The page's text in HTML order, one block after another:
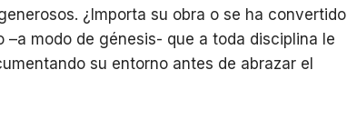
¿Importa su obra o se ha convertido
modo de génesis- que a toda disciplina le
su entorno antes de abrazar el